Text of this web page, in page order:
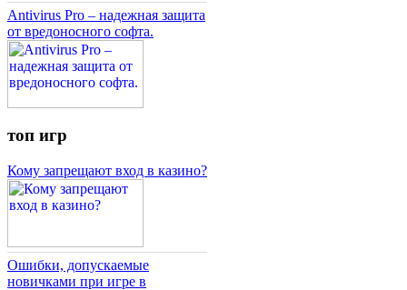
Antivirus Pro – надежная защита
от вредоносного софта.
топ игр
Кому запрещают вход в казино?
Ошибки, допускаемые
новичками при игре в